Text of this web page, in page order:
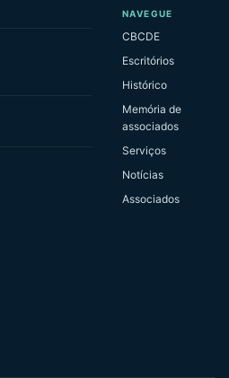
NAVEGUE
CBCDE
Escritórios
Histórico
Memória de
associados
Serviços
Notícias
Associados